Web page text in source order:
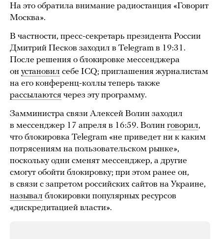
На это обратила внимание радиостанция «Говорит
Москва».
В частности, пресс-секретарь президента России
Дмитрий Песков заходил в Telegram в 19:31.
После решения о блокировке мессенджера
он установил себе ICQ; приглашения журналистам
на его конференц-коллы теперь также
рассылаются через эту программу.
Замминистра связи Алексей Волин заходил
в мессенджер 17 апреля в 16:59. Волин говорил,
что блокировка Telegram «не приведет ни к каким
потрясениям на пользовательском рынке»,
поскольку одни сменят мессенджер, а другие
смогут обойти блокировку; при этом ранее он,
в связи с запретом российских сайтов на Украине,
называл блокировки популярных ресурсов
«дискредитацией власти».